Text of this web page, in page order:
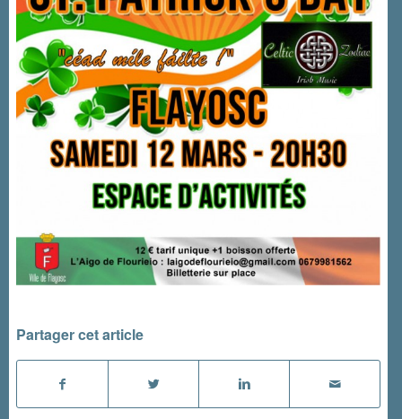
Partager cet article